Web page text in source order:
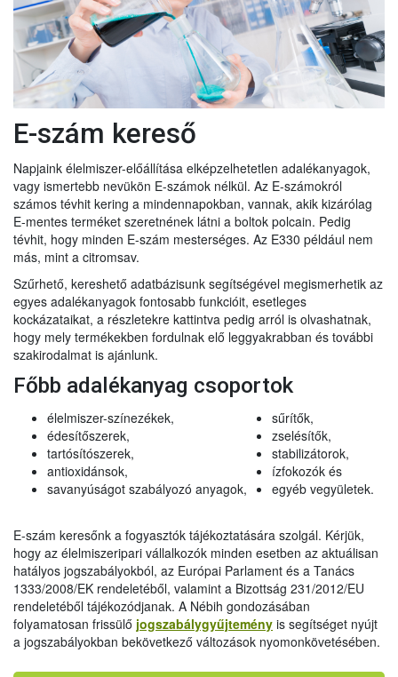
E-szám kereső
Napjaink élelmiszer-előállítása elképzelhetetlen adalékanyagok,
vagy ismertebb nevükön E-számok nélkül. Az E-számokról
számos tévhit kering a mindennapokban, vannak, akik kizárólag
E-mentes terméket szeretnének látni a boltok polcain. Pedig
tévhit, hogy minden E-szám mesterséges. Az E330 például nem
más, mint a citromsav.
Szűrhető, kereshető adatbázisunk segítségével megismerhetik az
egyes adalékanyagok fontosabb funkcióit, esetleges
kockázataikat, a részletekre kattintva pedig arról is olvashatnak,
hogy mely termékekben fordulnak elő leggyakrabban és további
szakirodalmat is ajánlunk.
Főbb adalékanyag csoportok
élelmiszer-színezékek,
édesítőszerek,
tartósítószerek,
antioxidánsok,
savanyúságot szabályozó anyagok,
sűrítők,
zselésítők,
stabilizátorok,
ízfokozók és
egyéb vegyületek.
E-szám keresőnk a fogyasztók tájékoztatására szolgál. Kérjük,
hogy az élelmiszeripari vállalkozók minden esetben az aktuálisan
hatályos jogszabályokból, az Európai Parlament és a Tanács
1333/2008/EK rendeletéből, valamint a Bizottság 231/2012/EU
rendeletéből tájékozódjanak. A Nébih gondozásában
folyamatosan frissülő jogszabálygyűjtemény is segítséget nyújt
a jogszabályokban bekövetkező változások nyomonkövetésében.